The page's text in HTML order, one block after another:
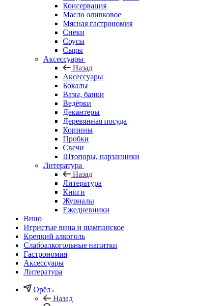
Консервация
Масло оливковое
Мясная гастрономия
Снеки
Соусы
Сыры
Аксессуары
Назад
Аксессуары
Бокалы
Вазы, банки
Ведёрки
Декантеры
Деревянная посуда
Корзины
Пробки
Свечи
Штопоры, нарзанники
Литература
Назад
Литература
Книги
Журналы
Ежедневники
Вино
Игристые вина и шампанское
Крепкий алкоголь
Слабоалкогольные напитки
Гастрономия
Аксессуары
Литература
Орёл
Назад